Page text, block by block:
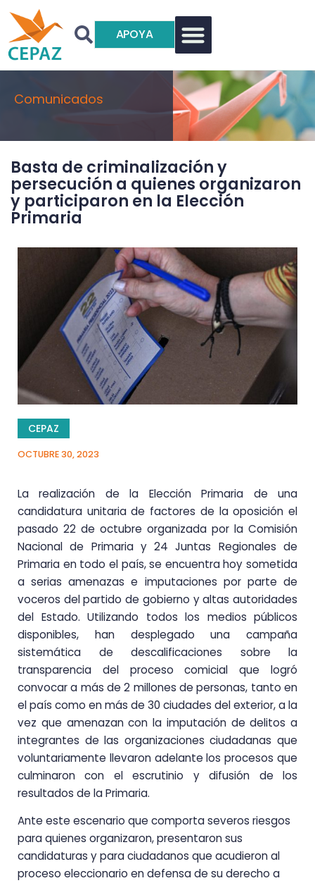
APOYA
Comunicados
Basta de criminalización y
persecución a quienes organizaron
y participaron en la Elección
Primaria
CEPAZ
OCTUBRE 30, 2023
La realización de la Elección Primaria de una
candidatura unitaria de factores de la oposición el
pasado 22 de octubre organizada por la Comisión
Nacional de Primaria y 24 Juntas Regionales de
Primaria en todo el país, se encuentra hoy sometida
a serias amenazas e imputaciones por parte de
voceros del partido de gobierno y altas autoridades
del Estado. Utilizando todos los medios públicos
disponibles, han desplegado una campaña
sistemática de descalificaciones sobre la
transparencia del proceso comicial que logró
convocar a más de 2 millones de personas, tanto en
el país como en más de 30 ciudades del exterior, a la
vez que amenazan con la imputación de delitos a
integrantes de las organizaciones ciudadanas que
voluntariamente llevaron adelante los procesos que
culminaron con el escrutinio y difusión de los
resultados de la Primaria.
Ante este escenario que comporta severos riesgos
para quienes organizaron, presentaron sus
candidaturas y para ciudadanos que acudieron al
proceso eleccionario en defensa de su derecho a